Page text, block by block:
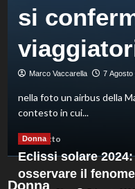
si
Marco Vaccarella 7 Agosto
nella foto un airbus della
contesto in cui...
Leggi tuttoLeggi
più
su
Donna
Donna
Eclissi solare
osservare il